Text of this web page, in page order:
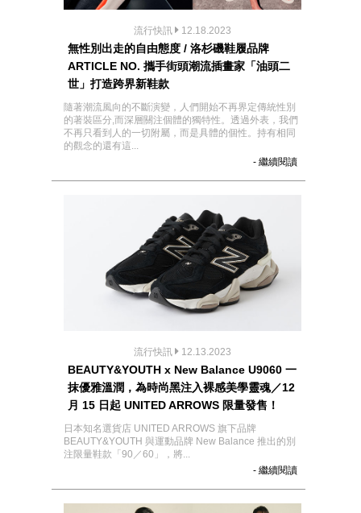
流行快訊 12.18.2023
無性別出走的自由態度 / 洛杉磯鞋履品牌
ARTICLE NO. 攜手街頭潮流插畫家「油頭二
世」打造跨界新鞋款
隨著潮流風向的不斷演變，人們開始不再界定傳統性別
的著裝區分,而深層關注個體的獨特性。透過外表，我們
不再只看到人的一切附屬，而是具體的個性。持有相同
的觀念的還有這...
- 繼續閱讀
流行快訊 12.13.2023
BEAUTY&YOUTH x New Balance U9060 一
抹優雅溫潤，為時尚黑注入裸感美學靈魂／12
月 15 日起 UNITED ARROWS 限量發售！
日本知名選貨店 UNITED ARROWS 旗下品牌
BEAUTY&YOUTH 與運動品牌 New Balance 推出的別
注限量鞋款「90／60」，將...
- 繼續閱讀